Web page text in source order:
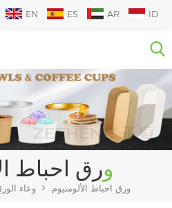
EN ES AR ID
ورق احباط
وعاء ورق احباط الألومنيوم